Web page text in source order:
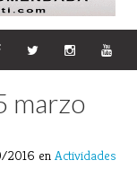
marzo
2016 en Actividades